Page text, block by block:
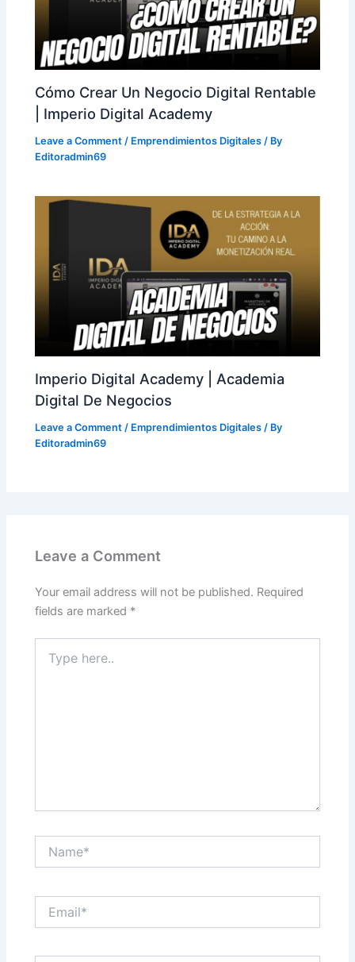
Cómo Crear Un Negocio Digital Rentable
| Imperio Digital Academy
Leave a Comment / Emprendimientos Digitales / By
Editoradmin69
Imperio Digital Academy | Academia
Digital De Negocios
Leave a Comment / Emprendimientos Digitales / By
Editoradmin69
Leave a Comment
Your email address will not be published. Required
fields are marked *
here..